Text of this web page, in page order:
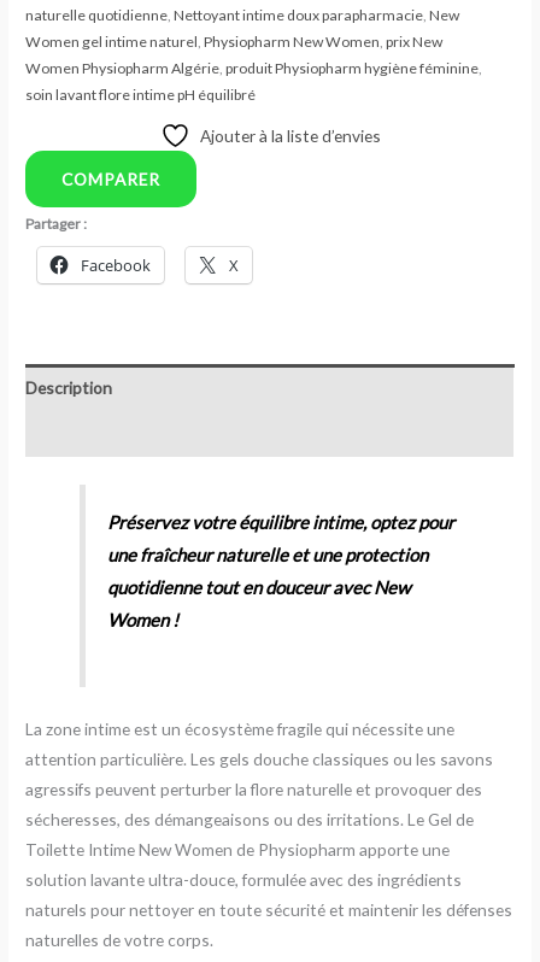
naturelle quotidienne,Nettoyant intime doux parapharmacie,New
Women gel intime naturel,Physiopharm New Women,prix New
Women Physiopharm Algérie,produit Physiopharm hygiène féminine,
soin lavant flore intime pH équilibré
Ajouter à la liste d’envies
COMPARER
Partager :
Facebook X
Description
Préservez votre équilibre intime, optez pour
une fraîcheur naturelle et une protection
quotidienne tout en douceur avec New
Women !
La zone intime est un écosystème fragile qui nécessite une
attention particulière. Les gels douche classiques ou les savons
agressifs peuvent perturber la flore naturelle et provoquer des
sécheresses, des démangeaisons ou des irritations. Le Gel de
Toilette Intime New Women de Physiopharm apporte une
solution lavante ultra-douce, formulée avec des ingrédients
naturels pour nettoyer en toute sécurité et maintenir les défenses
naturelles de votre corps.